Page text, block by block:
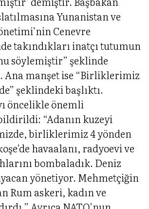
Yunanistan ve
Cenevre
takındıkları inatçı tutumun
söylemiştir” şeklinde
manşet ise “Birliklerimiz
şeklindeki başlıktı.
öncelikle önemli
“Adanın kuzeyi
birliklerimiz 4 yönden
havaalanı, radyoevi ve
bombaladık. Deniz
yönetiyor. Mehmetçiğin
Rum askeri, kadın ve